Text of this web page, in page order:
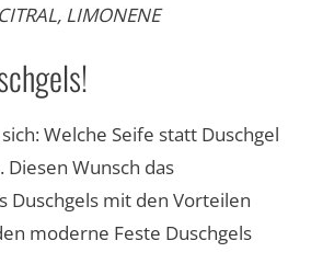
LIMONENE
Welche Seife statt Duschgel
Diesen Wunsch das
Duschgels mit den Vorteilen
moderne Feste Duschgels